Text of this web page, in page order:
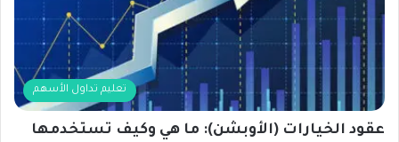
تعليم تداول الأسهم
عقود الخيارات (الأوبشن): ما هي وكيف تستخدمها